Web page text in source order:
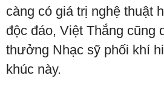
càng có giá trị nghệ thuật
độc đáo, Việt Thắng cũng
thưởng Nhạc sỹ phối khí
khúc này.